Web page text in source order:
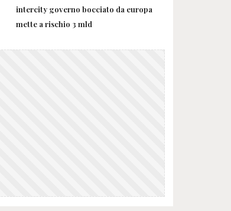
intercity governo bocciato da europa
mette a rischio 3 mld